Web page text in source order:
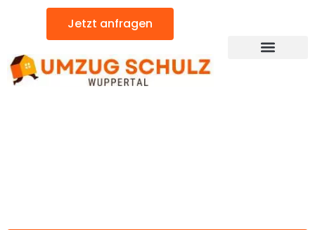
Jetzt anfragen